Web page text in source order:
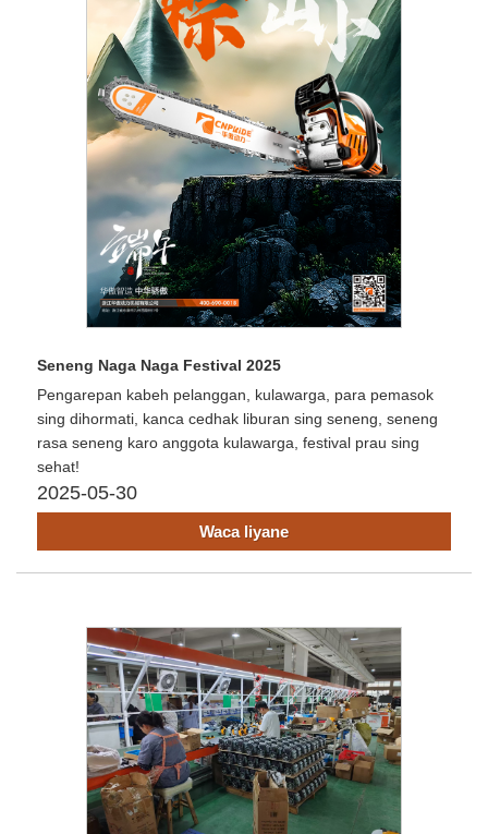
Seneng Naga Naga Festival 2025
Pengarepan kabeh pelanggan, kulawarga, para pemasok
sing dihormati, kanca cedhak liburan sing seneng, seneng
rasa seneng karo anggota kulawarga, festival prau sing
sehat!
2025-05-30
Waca liyane